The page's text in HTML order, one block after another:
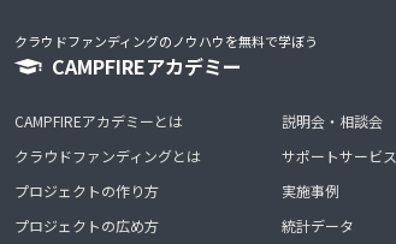
クラウドファンディングのノウハウを無料で学ぼう
CAMPFIREアカデミー
CAMPFIREアカデミーとは
クラウドファンディングとは
プロジェクトの作り方
プロジェクトの広め方
説明会・相談会
サポートサービス
実施事例
統計データ